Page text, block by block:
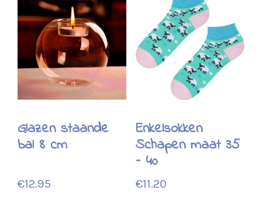
Glazen staande
bal 8 cm
€12.95
Enkelsokken
Schapen maat 35
– 40
€11.20